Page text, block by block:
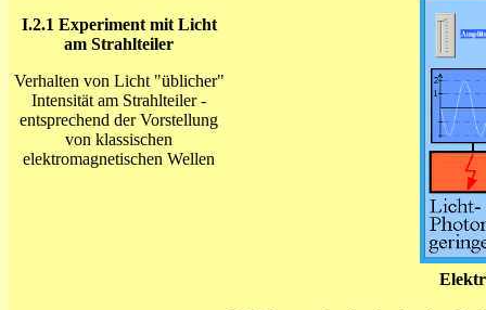
I.2.1 Experiment mit Licht
am Strahlteiler
Verhalten von Licht "üblicher"
Intensität am Strahlteiler -
entsprechend der Vorstellung
von klassischen
elektromagnetischen Wellen